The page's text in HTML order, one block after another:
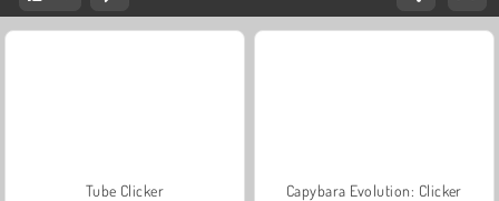
Tube Clicker Capybara Evolution: Clicker